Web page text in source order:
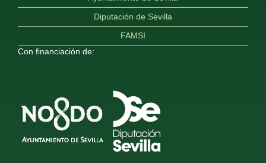
Diputación de Sevilla
FAMSI
Con financiación de: